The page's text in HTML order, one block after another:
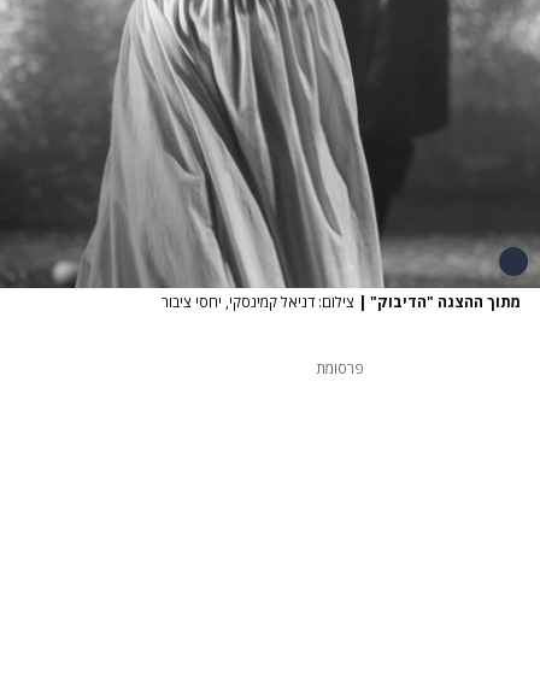
מתוך ההצגה "הדיבוק" | צילום: דניאל קמינסקי, יחסי ציבור
פרסומת